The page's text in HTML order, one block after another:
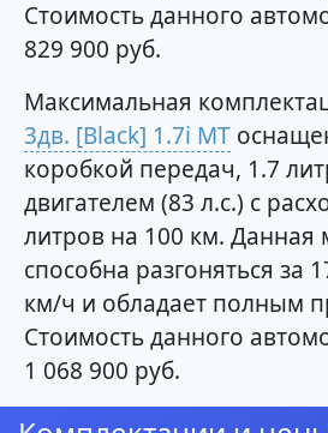
Стоимость данного
829 900 руб.
Максимальная
3дв. [Black] 1.7i MT
коробкой передач, 1.7
двигателем (83 л.с.) с
литров на 100 км. Данная
способна разгоняться за
км/ч и обладает полным
Стоимость данного
1 068 900 руб.